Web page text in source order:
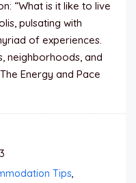
“What is it like to live
pulsating with
of experiences.
neighborhoods, and
Energy and Pace
Tips,